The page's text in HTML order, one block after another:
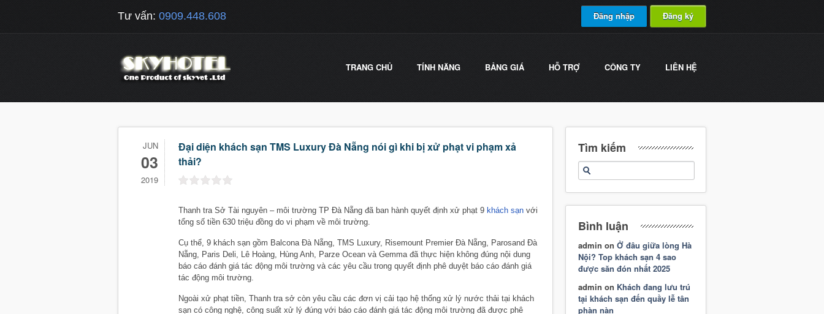
Tư vấn: 0909.448.608 Đăng nhập Đăng ký
TRANG CHỦ TÍNH NĂNG BẢNG GIÁ HỖ TRỢ CÔNG TY LIÊN HỆ
JUN
03
2019
Đại diện khách sạn TMS Luxury Đà Nẵng nói gì khi bị xử phạt vi phạm xả
thải?
Thanh tra Sở Tài nguyên – môi trường TP Đà Nẵng đã ban hành quyết định xử phạt 9 khách sạn với
tổng số tiền 630 triệu đồng do vi phạm về môi trường.
Cụ thể, 9 khách sạn gồm Balcona Đà Nẵng, TMS Luxury, Risemount Premier Đà Nẵng, Parosand Đà
Nẵng, Paris Deli, Lê Hoàng, Hùng Anh, Parze Ocean và Gemma đã thực hiện không đúng nội dung
báo cáo đánh giá tác động môi trường và các yêu cầu trong quyết định phê duyệt báo cáo đánh giá
tác động môi trường.
Ngoài xử phạt tiền, Thanh tra sở còn yêu cầu các đơn vị cải tạo hệ thống xử lý nước thải tại khách
sạn có công nghệ, công suất xử lý đúng với báo cáo đánh giá tác động môi trường đã được phê
Tìm kiếm
Bình luận
admin on Ở đâu giữa lòng Hà
Nội? Top khách sạn 4 sao
được săn đón nhất 2025
admin on Khách đang lưu trú
tại khách sạn đến quầy lễ tân
phàn nàn